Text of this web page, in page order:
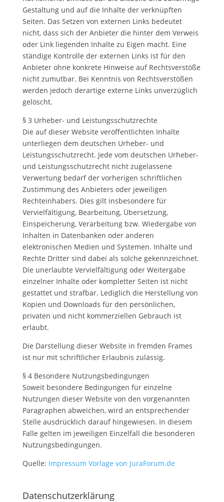
Gestaltung und auf die Inhalte der verknüpften
Seiten. Das Setzen von externen Links bedeutet
nicht, dass sich der Anbieter die hinter dem Verweis
oder Link liegenden Inhalte zu Eigen macht. Eine
ständige Kontrolle der externen Links ist für den
Anbieter ohne konkrete Hinweise auf Rechtsverstöße
nicht zumutbar. Bei Kenntnis von Rechtsverstößen
werden jedoch derartige externe Links unverzüglich
gelöscht.
§ 3 Urheber- und Leistungsschutzrechte
Die auf dieser Website veröffentlichten Inhalte
unterliegen dem deutschen Urheber- und
Leistungsschutzrecht. Jede vom deutschen Urheber-
und Leistungsschutzrecht nicht zugelassene
Verwertung bedarf der vorherigen schriftlichen
Zustimmung des Anbieters oder jeweiligen
Rechteinhabers. Dies gilt insbesondere für
Vervielfältigung, Bearbeitung, Übersetzung,
Einspeicherung, Verarbeitung bzw. Wiedergabe von
Inhalten in Datenbanken oder anderen
elektronischen Medien und Systemen. Inhalte und
Rechte Dritter sind dabei als solche gekennzeichnet.
Die unerlaubte Vervielfältigung oder Weitergabe
einzelner Inhalte oder kompletter Seiten ist nicht
gestattet und strafbar. Lediglich die Herstellung von
Kopien und Downloads für den persönlichen,
privaten und nicht kommerziellen Gebrauch ist
erlaubt.
Die Darstellung dieser Website in fremden Frames
ist nur mit schriftlicher Erlaubnis zulässig.
§ 4 Besondere Nutzungsbedingungen
Soweit besondere Bedingungen für einzelne
Nutzungen dieser Website von den vorgenannten
Paragraphen abweichen, wird an entsprechender
Stelle ausdrücklich darauf hingewiesen. In diesem
Falle gelten im jeweiligen Einzelfall die besonderen
Nutzungsbedingungen.
Quelle: Impressum Vorlage von JuraForum.de
Datenschutzerklärung